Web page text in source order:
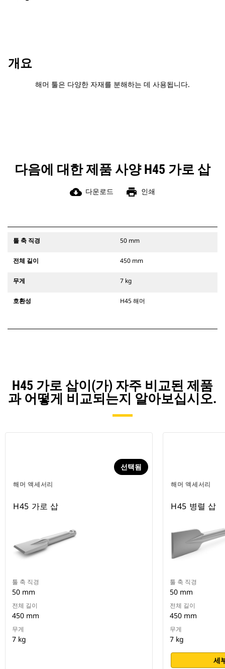
개요
해머 툴은 다양한 자재를 분해하는 데 사용됩니다.
다음에 대한 제품 사양 H45 가로 삽
cloud_download 다운로드 print 인쇄
툴 축 직경 50 mm
전체 길이 450 mm
무게 7 kg
호환성 H45 해머
H45 가로 삽이(가) 자주 비교된 제품
과 어떻게 비교되는지 알아보십시오.
해머 액세서리
선택됨
H45 가로 삽
툴 축 직경
50 mm
전체 길이
450 mm
무게
7 kg
해머 액세서리
H45 병렬 삽
툴 축 직경
50 mm
전체 길이
450 mm
무게
7 kg
세